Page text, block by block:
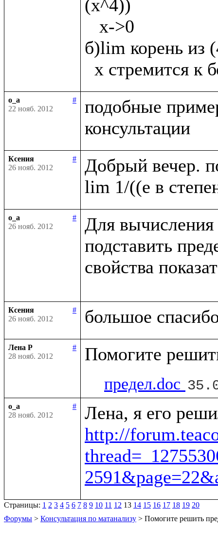
(х^4))
б)lim корень из
o_a
#
22 нояб. 2012
подобные
Ксения
#
26 нояб. 2012
Добрый вечер.
o_a
#
26 нояб. 2012
Для
подставить
свойства
Ксения
#
26 нояб. 2012
Лена Р
#
28 нояб. 2012
предел.doc
o_a
#
28 нояб. 2012
http://
Страницы: 1 2 3 4 5 6 7 8 9 10 11 12 13 14 15 16 17 18 19 20
Форумы > Консультация по матанализу > Помогите решить